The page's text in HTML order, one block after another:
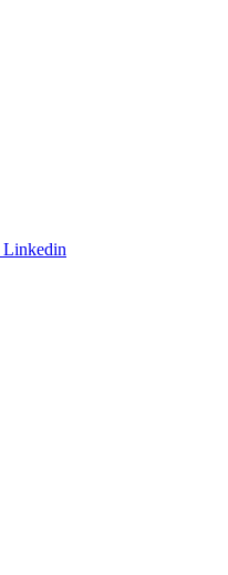
Linkedin